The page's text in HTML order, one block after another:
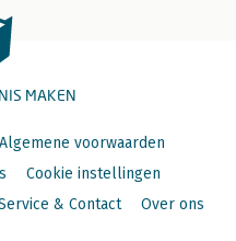
MAKEN
Algemene voorwaarden
Cookie instellingen
& Contact Over ons